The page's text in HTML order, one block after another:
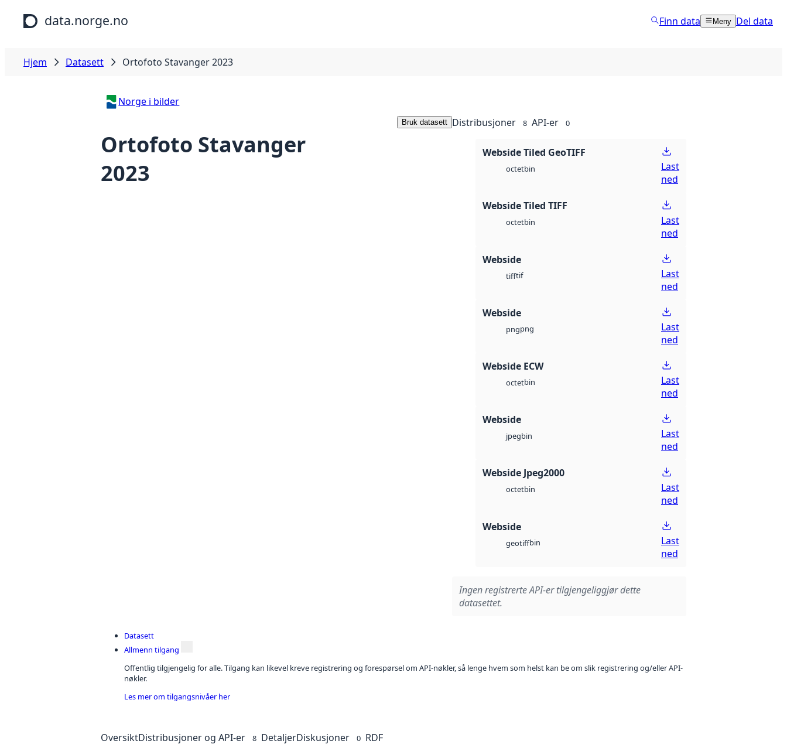
Hopp til hovedinnhold
data.norge.no Finn data Meny Del data
Hjem Datasett Ortofoto Stavanger 2023
Norge i bilder
Ortofoto Stavanger
2023
Bruk datasett Distribusjoner 8 API-er 0
Webside Tiled GeoTIFF
octetbin
Last
ned
Webside Tiled TIFF
octetbin
Last
ned
Webside
tifftif
Last
ned
Webside
pngpng
Last
ned
Webside ECW
octetbin
Last
ned
Webside
jpegbin
Last
ned
Webside Jpeg2000
octetbin
Last
ned
Webside
geotiffbin
Last
ned
Ingen registrerte API-er tilgjengeliggjør dette
datasettet.
Datasett
Allmenn tilgang
Offentlig tilgjengelig for alle. Tilgang kan likevel kreve registrering og forespørsel om API-nøkler, så lenge hvem som helst kan be om slik registrering og/eller API-
nøkler.
Les mer om tilgangsnivåer her
OversiktDistribusjoner og API-er 8 DetaljerDiskusjoner 0 RDF